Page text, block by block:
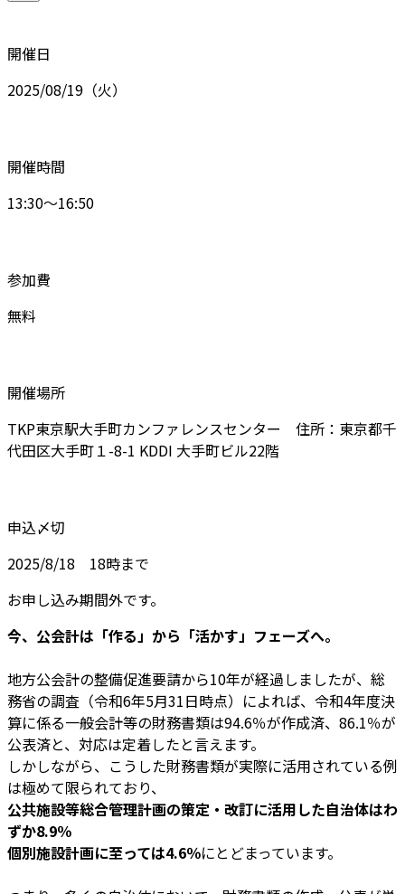
開催日
2025/08/19（火）
開催時間
13:30～16:50
参加費
無料
開催場所
TKP東京駅大手町カンファレンスセンター 住所：東京都千
代田区大手町１-8-1 KDDI 大手町ビル22階
申込〆切
2025/8/18 18時まで
お申し込み期間外です。
今、公会計は「作る」から「活かす」フェーズへ。
地方公会計の整備促進要請から10年が経過しましたが、総
務省の調査（令和6年5月31日時点）によれば、令和4年度決
算に係る一般会計等の財務書類は94.6％が作成済、86.1％が
公表済と、対応は定着したと言えます。
しかしながら、こうした財務書類が実際に活用されている例
は極めて限られており、
公共施設等総合管理計画の策定・改訂に活用した自治体はわ
ずか8.9％
個別施設計画に至っては4.6％にとどまっています。